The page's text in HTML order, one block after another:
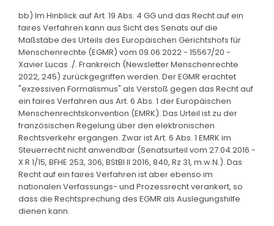
bb) Im Hinblick auf Art. 19 Abs. 4 GG und das Recht auf ein
faires Verfahren kann aus Sicht des Senats auf die
Maßstäbe des Urteils des Europäischen Gerichtshofs für
Menschenrechte (EGMR) vom 09.06.2022 - 15567/20 -
Xavier Lucas ./. Frankreich (Newsletter Menschenrechte
2022, 245) zurückgegriffen werden. Der EGMR erachtet
"exzessiven Formalismus" als Verstoß gegen das Recht auf
ein faires Verfahren aus Art. 6 Abs. 1 der Europäischen
Menschenrechtskonvention (EMRK). Das Urteil ist zu der
französischen Regelung über den elektronischen
Rechtsverkehr ergangen. Zwar ist Art. 6 Abs. 1 EMRK im
Steuerrecht nicht anwendbar (Senatsurteil vom 27.04.2016 -
X R 1/15, BFHE 253, 306, BStBl II 2016, 840, Rz 31, m.w.N.). Das
Recht auf ein faires Verfahren ist aber ebenso im
nationalen Verfassungs- und Prozessrecht verankert, so
dass die Rechtsprechung des EGMR als Auslegungshilfe
dienen kann.